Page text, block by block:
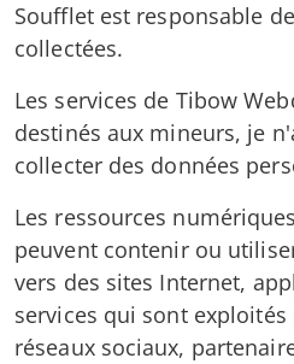
Soufflet est responsable
collectées.
Les services de Tibow
destinés aux mineurs, je
collecter des données
Les ressources
peuvent contenir ou
vers des sites Internet,
services qui sont
réseaux sociaux,